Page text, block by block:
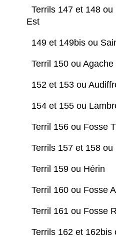
Terrils 147 et 148
Est
149 et 149bis ou
Terril 150 ou Agache
152 et 153 ou
154 et 155 ou
Terril 156 ou Fosse
Terrils 157 et 158
Terril 159 ou Hérin
Terril 160 ou Fosse
Terril 161 ou Fosse
Terrils 162 et 162bis